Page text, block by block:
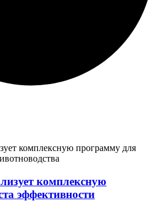
комплексную
эффективности